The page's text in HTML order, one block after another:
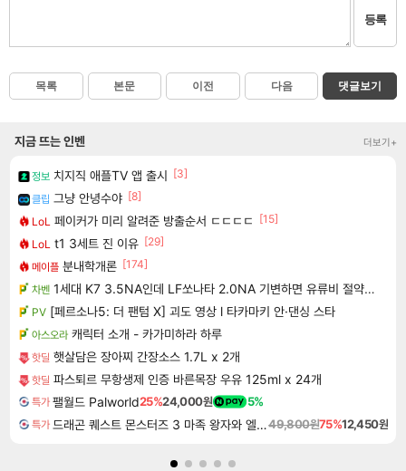
등록
목록 본문 이전 다음 댓글보기
지금 뜨는 인벤 더보기+
정보 치지직 애플TV 앱 출시 [3]
클립 그냥 안녕수야 [8]
LoL 페이커가 미리 알려준 방출순서 ㄷㄷㄷㄷ
[15]
LoL t1 3세트 진 이유 [29]
메이플 분내학개론 [174]
차벤 1세대 K7 3.5NA인데 LF쏘나타 2.0NA 기변하면 유류비 절약이 얼마나 될까요..?
PV [페르소나5: 더 팬텀 X] 괴도 영상 l 타카마키 안·댄싱 스타
아스오라 캐릭터 소개 - 카가미하라 하루
핫딜 햇살담은 장아찌 간장소스 1.7L x 2개
핫딜 파스퇴르 무항생제 인증 바른목장 우유 125ml x 24개
특가 팰월드 Palworld25%24,000원 5%
특가 드래곤 퀘스트 몬스터즈 3 마족 왕자와 엘프의 여행 Dragon Quest Monsters The Dark Prince49,800원75%12,450원